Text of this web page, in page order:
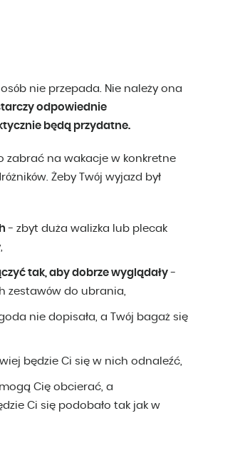
nie przepada. Nie należy ona
odpowiednie
będą przydatne.
zabrać na wakacje w konkretne
Żeby Twój wyjazd był
- zbyt duża walizka lub plecak
tak, aby dobrze wyglądały -
zestawów do ubrania,
nie dopisała, a Twój bagaż się
będzie Ci się w nich odnaleźć,
Cię obcierać, a
Ci się podobało tak jak w